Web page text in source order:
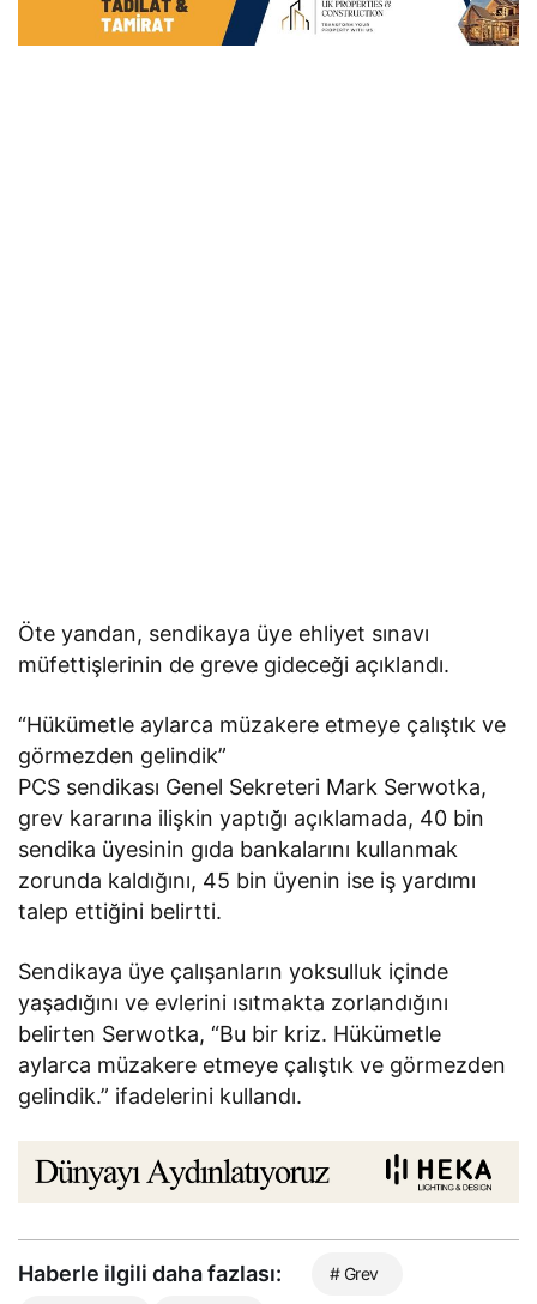
Öte yandan, sendikaya üye ehliyet sınavı
müfettişlerinin de greve gideceği açıklandı.
“Hükümetle aylarca müzakere etmeye çalıştık ve
görmezden gelindik”
PCS sendikası Genel Sekreteri Mark Serwotka,
grev kararına ilişkin yaptığı açıklamada, 40 bin
sendika üyesinin gıda bankalarını kullanmak
zorunda kaldığını, 45 bin üyenin ise iş yardımı
talep ettiğini belirtti.
Sendikaya üye çalışanların yoksulluk içinde
yaşadığını ve evlerini ısıtmakta zorlandığını
belirten Serwotka, “Bu bir kriz. Hükümetle
aylarca müzakere etmeye çalıştık ve görmezden
gelindik.” ifadelerini kullandı.
Haberle ilgili daha fazlası: # Grev